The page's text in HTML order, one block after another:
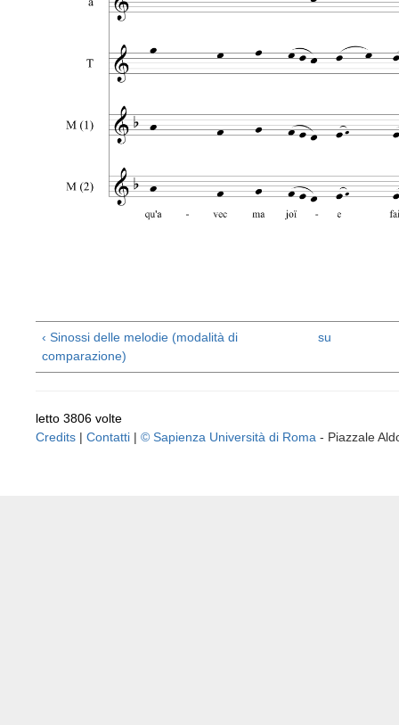
‹ Sinossi delle melodie (modalità di
comparazione)
su
letto 3806 volte
Credits | Contatti | © Sapienza Università di Roma - Piazzale